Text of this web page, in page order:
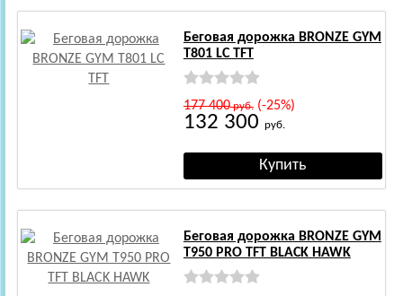
Беговая дорожка BRONZE GYM
T801 LC TFT
177 400руб.(-25%)
132 300 руб.
Беговая дорожка BRONZE GYM
T950 PRO TFT BLACK HAWK